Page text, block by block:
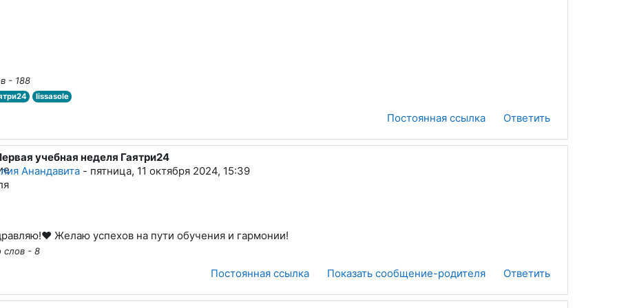
- 188
lissasole
Постоянная ссылка Ответить
на Lissa Sole
учебная неделя Гаятри24
Анандавита - пятница, 11 октября 2024, 15:39
Желаю успехов на пути обучения и гармонии!
слов - 8
Постоянная ссылка Показать сообщение-родителя Ответить